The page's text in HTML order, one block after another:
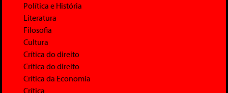
Política e História
Literatura
Filosofia
Cultura
Crítica do direito
Crítica do direito
Crítica da Economia
Crítica